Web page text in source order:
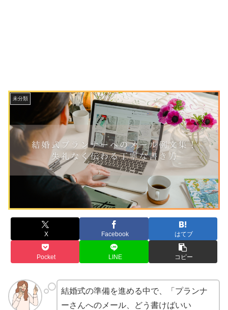
未分類
X Facebook はてブ
Pocket LINE コピー
結婚式の準備を進める中で、「プランナ
ーさんへのメール、どう書けばいい